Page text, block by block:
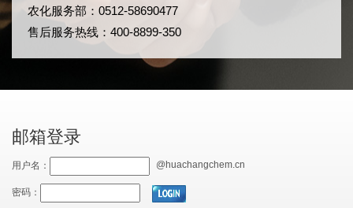
农化服务部：0512-58690477
售后服务热线：400-8899-350
邮箱登录
用户名： @huachangchem.cn
密码：